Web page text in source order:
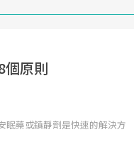
個原則
眠藥或鎮靜劑是快速的解決方